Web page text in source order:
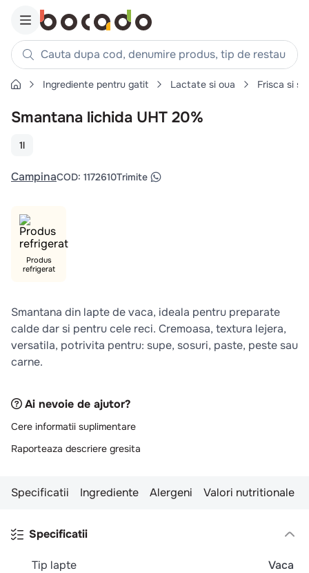
Cauta dupa cod, denumire produs, tip de restaurant,
Căutări populare
1. cartofi
.
4. chifle
. coaste
. ceafa
aripi
10.pizza
Ingrediente pentru gatit Lactate si oua Frisca si
Smantana lichida UHT 20%
1l
CampinaCOD: 1172610Trimite
Produs
refrigerat
Smantana din lapte de vaca, ideala pentru preparate
calde dar si pentru cele reci. Cremoasa, textura lejera,
versatila, potrivita pentru: supe, sosuri, paste, peste sau
carne.
Ai nevoie de ajutor?
Cere informatii suplimentare
Raporteaza descriere gresita
Specificatii Ingrediente Alergeni Valori nutritionale
Specificatii
Tip lapte
Vaca